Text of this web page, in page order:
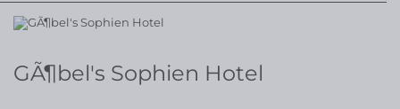
GÃ¶bel's Sophien Hotel